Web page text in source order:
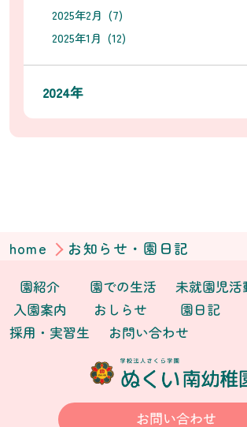
2025年2月 (7)
2025年1月 (12)
2024年
home お知らせ・園日記
園紹介 園での生活
未就園児活
入園案内
おしらせ
園日記
採用・実習生
お問い合わせ
お問い合わせ